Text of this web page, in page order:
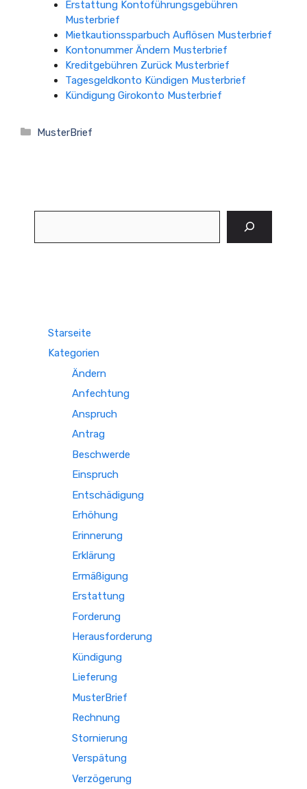
Erstattung Kontoführungsgebühren
Musterbrief
Mietkautionssparbuch Auflösen Musterbrief
Kontonummer Ändern Musterbrief
Kreditgebühren Zurück Musterbrief
Tagesgeldkonto Kündigen Musterbrief
Kündigung Girokonto Musterbrief
Kategorien
MusterBrief
Starseite
Kategorien
Ändern
Anfechtung
Anspruch
Antrag
Beschwerde
Einspruch
Entschädigung
Erhöhung
Erinnerung
Erklärung
Ermäßigung
Erstattung
Forderung
Herausforderung
Kündigung
Lieferung
MusterBrief
Rechnung
Stornierung
Verspätung
Verzögerung